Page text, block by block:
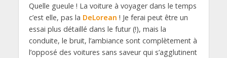
Quelle gueule ! La voiture à voyager dans le temps
c’est elle, pas la DeLorean ! Je ferai peut être un
essai plus détaillé dans le futur (!), mais la
conduite, le bruit, l’ambiance sont complètement à
l’opposé des voitures sans saveur qui s’agglutinent